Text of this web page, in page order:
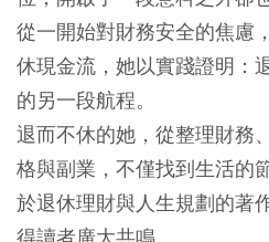
從一開始對財務安全的焦慮
休現金流，她以實踐證明：
的另一段航程。
退而不休的她，從整理財務
格與副業，不僅找到生活的
於退休理財與人生規劃的著
得讀者廣大共鳴。